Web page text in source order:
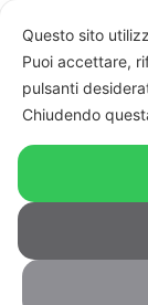
Questo sito
Puoi accettare,
pulsanti
Chiudendo